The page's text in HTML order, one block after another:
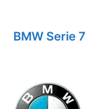
BMW Serie 7